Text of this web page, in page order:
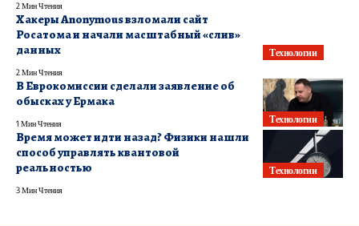
2 Мин Чтения
Технологии
Хакеры Anonymous взломали сайт
Росатома и начали масштабный «слив»
данных
2 Мин Чтения
Технологии
В Еврокомиссии сделали заявление об
обысках у Ермака
1 Мин Чтения
Технологии
Время может идти назад? Физики нашли
способ управлять квантовой
реальностью
3 Мин Чтения